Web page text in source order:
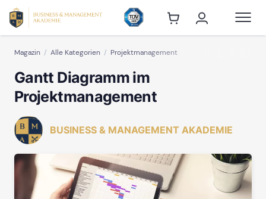
Magazin Alle Kategorien Projektmanagement
Gantt Diagramm im
Projektmanagement
BUSINESS & MANAGEMENT AKADEMIE